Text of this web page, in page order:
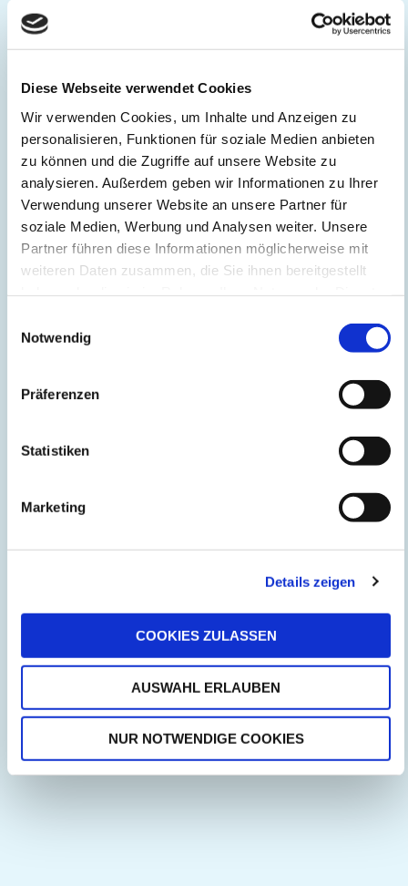
Diese Webseite verwendet Cookies
Wir verwenden Cookies, um Inhalte und Anzeigen zu
personalisieren, Funktionen für soziale Medien anbieten
zu können und die Zugriffe auf unsere Website zu
analysieren. Außerdem geben wir Informationen zu Ihrer
Verwendung unserer Website an unsere Partner für
soziale Medien, Werbung und Analysen weiter. Unsere
Partner führen diese Informationen möglicherweise mit
weiteren Daten zusammen, die Sie ihnen bereitgestellt
Notwendig
Präferenzen
Statistiken
Marketing
Details zeigen
COOKIES ZULASSEN
AUSWAHL ERLAUBEN
NUR NOTWENDIGE COOKIES
2008 an der Landesgartenschau Schleswig und 2009
„Uetersen fällt aus dem Rahmen“.
Nach einer Auslandsreise (Tansania) , ist ihre Begeisterung
von den dort gesehenen Tieren groß. Seitdem möchte sie
Strukturen zum Beispiel von der Haut der Tiere nicht nur
zeichnerisch wiedergeben. Daher beschäftigt sie sich
seitdem zusätzlich mit der Enkaustik. Elke Werner arbeitet
mit Bienenwachs auf Papier oder Holzplatten.
Ihre bildnerischen und abstrakten Zeichnungen werden
durch das Gießen und Formen mit Wachs zu Halbreliefs.
2004-2026 Zahlreiche Einzel- und Gruppenausstellungen in
Dänemark, Schleswig-Holstein und Hamburg